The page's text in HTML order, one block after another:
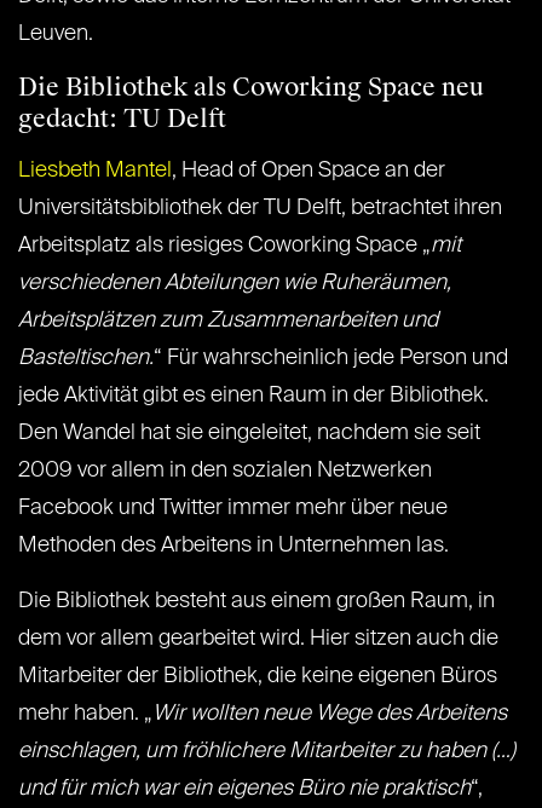
Leuven.
Die Bibliothek als Coworking Space neu
gedacht: TU Delft
Liesbeth Mantel , Head of Open Space an der
Universitätsbibliothek der TU Delft, betrachtet ihren
Arbeitsplatz als riesiges Coworking Space „mit
verschiedenen Abteilungen wie Ruheräumen,
Arbeitsplätzen zum Zusammenarbeiten und
Basteltischen.“ Für wahrscheinlich jede Person und
jede Aktivität gibt es einen Raum in der Bibliothek.
Den Wandel hat sie eingeleitet, nachdem sie seit
2009 vor allem in den sozialen Netzwerken
Facebook und Twitter immer mehr über neue
Methoden des Arbeitens in Unternehmen las.
Die Bibliothek besteht aus einem großen Raum, in
dem vor allem gearbeitet wird. Hier sitzen auch die
Mitarbeiter der Bibliothek, die keine eigenen Büros
mehr haben. „ Wir wollten neue Wege des Arbeitens
einschlagen, um fröhlichere Mitarbeiter zu haben (…)
und für mich war ein eigenes Büro nie praktisch“,